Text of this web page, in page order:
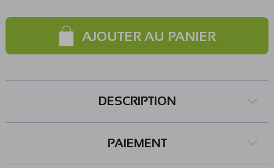
Compatible avec les microcontrôleurs 3,3 ou 5 Vcc Fiche
AJOUTER AU PANIER
DESCRIPTION
PAIEMENT